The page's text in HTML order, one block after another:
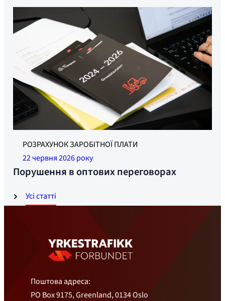
Усі статті
РОЗРАХУНОК ЗАРОБІТНОЇ ПЛАТИ
22 червня 2026 року
Порушення в оптових переговорах
Поштова адреса:
PO Box 9175, Greenland, 0134 Oslo